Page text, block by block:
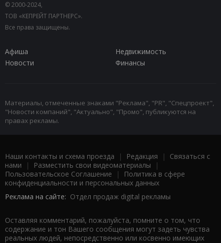
© 2000-2024,
ТОВ «КЕПРЕЙТ ПАРТНЕРС».
Все права защищены.
Афиша
Недвижимость
Новости
Финансы
Материалы, отмеченные знаками "Реклама", "PR", "Спецпроект",
"Новости компаний", "Актуально", "Промо", публикуются на
правах рекламы.
Наши контакты и схема проезда | Редакция | Связаться с
нами | Разместить свои видеоматериалы |
Пользовательское Соглашение |
Политика в сфере
конфиденциальности и персональных данных
Реклама на сайте: Отдел продаж digital рекламы
Оставляя комментарий, пожалуйста, помните о том, что
содержание и тон Вашего сообщения могут задеть чувства
реальных людей, непосредственно или косвенно имеющих